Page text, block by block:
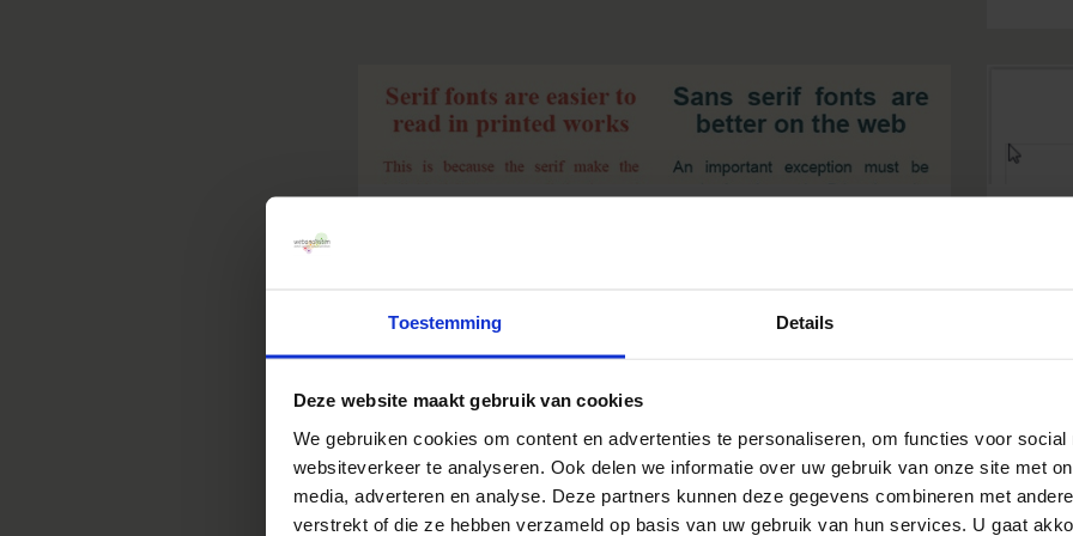
Toestemming Details
Deze website maakt gebruik van cookies
We gebruiken cookies om content en advertenties te personaliseren, om functies voor social
websiteverkeer te analyseren. Ook delen we informatie over uw gebruik van onze site met
media, adverteren en analyse. Deze partners kunnen deze gegevens combineren met
verstrekt of die ze hebben verzameld op basis van uw gebruik van hun services. U gaat
30 juli 2015 inPraktijkinzichten
gebruiksvriendelijke en doelgerichte content. Doe ook
zeker je voordeel met psychologische bevindingen om je
klanten nog beter te begrijpen. Ik geef je 20 gemakkelijke
(soms overduidelijke) copywriting tips. Je content moet je
altijd blijven optimaliseren en het kan zo makkelijk zijn.
Een